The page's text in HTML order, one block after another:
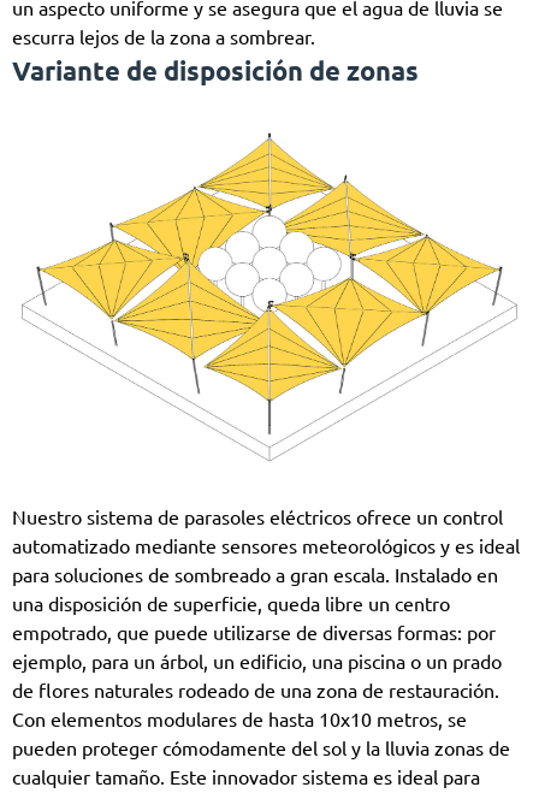
un aspecto uniforme y se asegura que el agua de lluvia se
escurra lejos de la zona a sombrear.
Variante de disposición de zonas
Nuestro sistema de parasoles eléctricos ofrece un control
automatizado mediante sensores meteorológicos y es ideal
para soluciones de sombreado a gran escala. Instalado en
una disposición de superficie, queda libre un centro
empotrado, que puede utilizarse de diversas formas: por
ejemplo, para un árbol, un edificio, una piscina o un prado
de flores naturales rodeado de una zona de restauración.
Con elementos modulares de hasta 10x10 metros, se
pueden proteger cómodamente del sol y la lluvia zonas de
cualquier tamaño. Este innovador sistema es ideal para